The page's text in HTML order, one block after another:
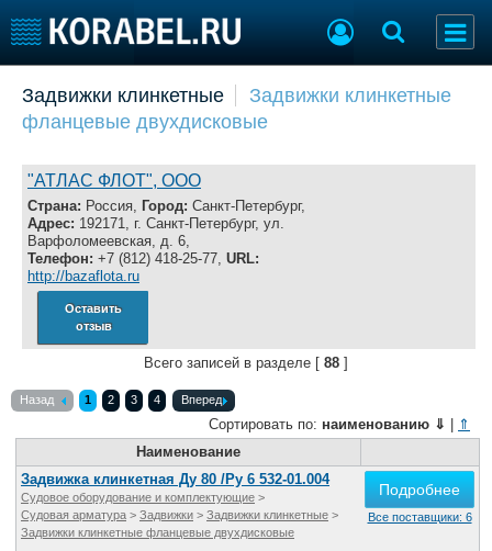
Судостроение
Новости
Компании
Репутация
Работа
Крюинг
Журнал
Реклама
Торговая площадка
Продажа флота
Оборудование
Изделия
Материалы
Конференции
Выставки и семинары
Словарь
Галерея флота
Отзывы
Задвижки клинкетные
Задвижки клинкетные
фланцевые двухдисковые
"АТЛАС ФЛОТ", ООО
Страна: Россия, Город: Санкт-Петербург,
Адрес: 192171, г. Санкт-Петербург, ул.
Варфоломеевская, д. 6,
Телефон: +7 (812) 418-25-77, URL:
http://bazaflota.ru
Оставить
отзыв
Всего записей в разделе [ 88 ]
Назад 1 2 3 4 Вперед
Сортировать по: наименованию ⇓
⇑
Наименование
Задвижка клинкетная Ду 80 /Ру 6 532-01.004
Судовое оборудование и комплектующие >
Судовая арматура > Задвижки > Задвижки клинкетные >
Задвижки клинкетные фланцевые двухдисковые
Подробнее
Все поставщики: 6